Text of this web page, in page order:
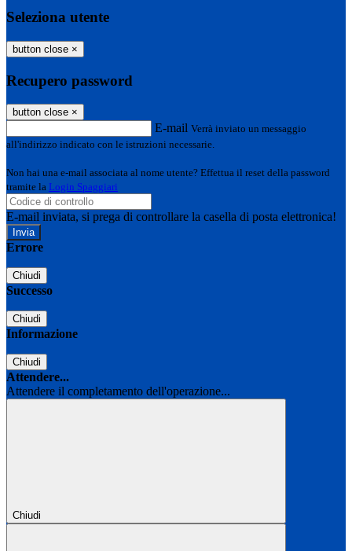
Seleziona utente
button close ×
Recupero password
button close ×
E-mail Verrà inviato un messaggio
all'indirizzo indicato con le istruzioni necessarie.
Non hai una e-mail associata al nome utente? Effettua il reset della password
tramite la Login Spaggiari
E-mail inviata, si prega di controllare la casella di posta elettronica!
Errore
Chiudi
Successo
Chiudi
Informazione
Chiudi
Attendere...
Attendere il completamento dell'operazione...
Chiudi